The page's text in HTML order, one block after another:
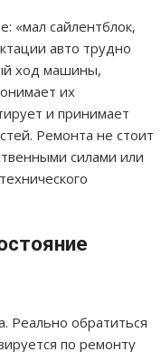
«мал сайлентблок,
авто трудно
ход машины,
их
и принимает
Ремонта не стоит
силами или
Реально обратиться
по ремонту